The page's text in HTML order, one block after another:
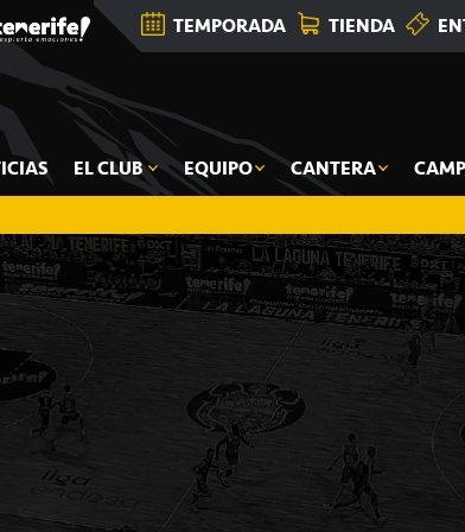
TEMPORADA TIENDA
EL CLUB EQUIPO CANTERA